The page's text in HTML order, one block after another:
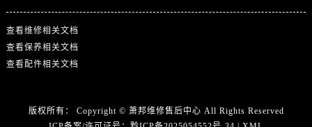
山东省淄博市张店区金晶大道萧邦售后服务中心（需提前预约）
浙江省嘉兴市南湖区广益路705号嘉兴世界贸易中心A座13层1304室萧邦售后服务中心（需提前预约）
查看维修相关文档
查看保养相关文档
查看配件相关文档
版权所有： Copyright © 萧邦维修售后中心 All Rights Reserved